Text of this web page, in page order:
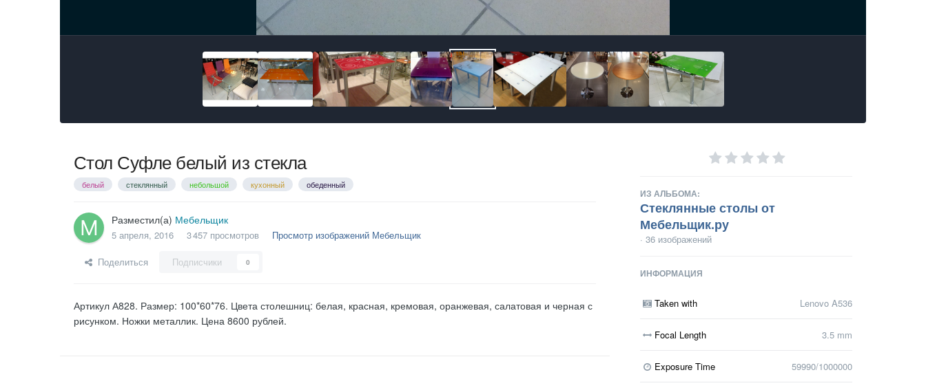
Стол Суфле белый из стекла
белый стеклянный небольшой кухонный обеденный
Разместил(а) Мебельщик
5 апреля, 2016 3 457 просмотров Просмотр изображений Мебельщик
Поделиться Подписчики 0
Артикул А828. Размер: 100*60*76. Цвета столешниц: белая, красная, кремовая, оранжевая, салатовая и черная с
рисунком. Ножки металлик. Цена 8600 рублей.
ИЗ АЛЬБОМА:
Стеклянные столы от
Мебельщик.ру
· 36 изображений
ИНФОРМАЦИЯ
Taken with Lenovo A536
Focal Length 3.5 mm
Exposure Time 59990/1000000